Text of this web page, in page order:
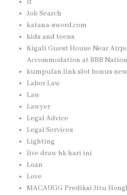
it
Job Search
katana-sword.com
kids and teens
Kigali Guest House Near
Accommodation at BBB
kumpulan link slot bonus new
Labor Law
Law
Lawyer
Legal Advice
Legal Services
Lighting
live draw hk hari ini
Loan
Love
MACAUGG Prediksi Jitu